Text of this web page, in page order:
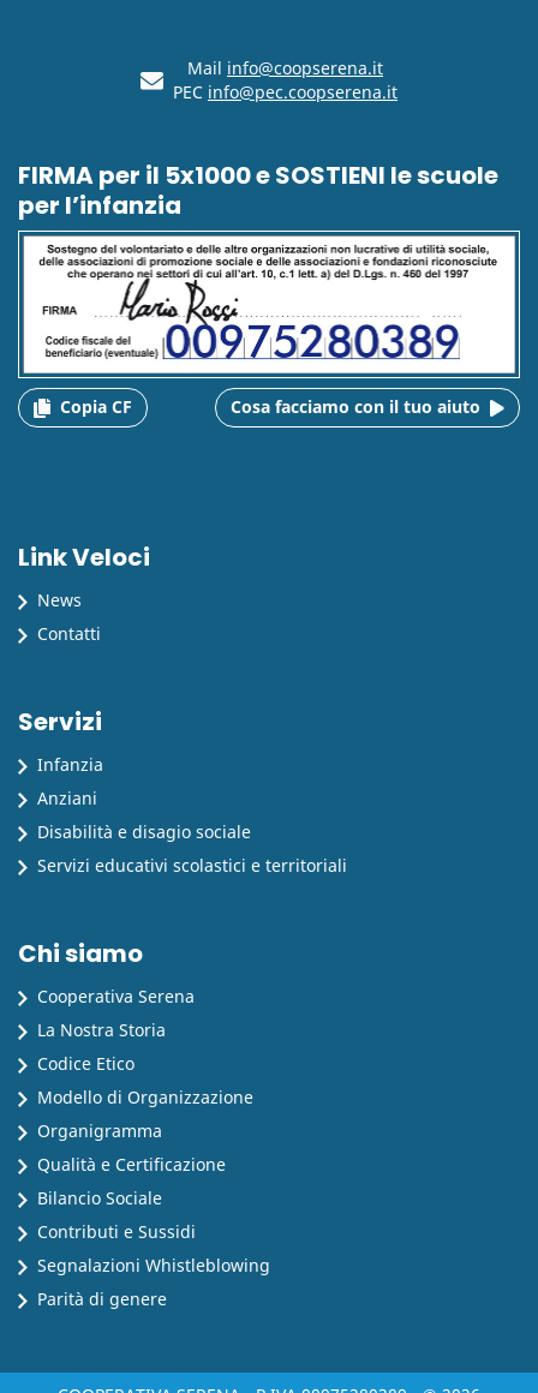
Mail info@coopserena.it
PEC info@pec.coopserena.it
Link Veloci
News
Contatti
FIRMA per il 5x1000 e SOSTIENI le scuole
per l’infanzia
Copia CF Cosa facciamo con il tuo aiuto
Servizi
Infanzia
Anziani
Disabilità e disagio sociale
Servizi educativi scolastici e territoriali
Chi siamo
Cooperativa Serena
La Nostra Storia
Codice Etico
Modello di Organizzazione
Organigramma
Qualità e Certificazione
Bilancio Sociale
Contributi e Sussidi
Segnalazioni Whistleblowing
Parità di genere